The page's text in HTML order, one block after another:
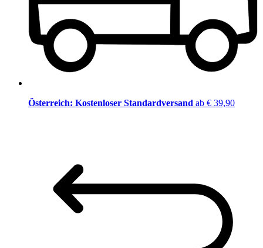
Österreich: Kostenloser Standardversand ab € 39,90